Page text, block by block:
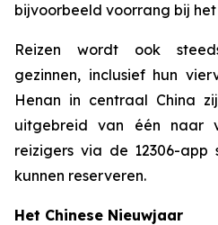
bijvoorbeeld voorrang bij
Reizen wordt ook
gezinnen, inclusief hun
Henan in centraal China
uitgebreid van één naar
reizigers via de 12306-app
kunnen reserveren.
Het Chinese Nieuwjaar